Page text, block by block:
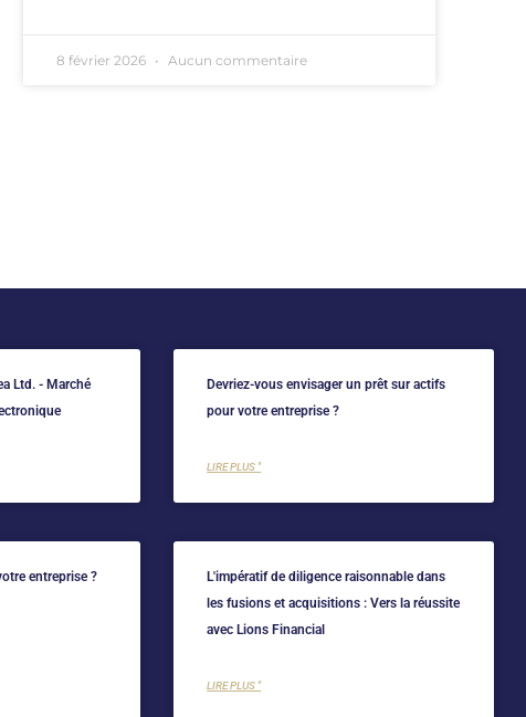
8 février 2026 Aucun commentaire
Ltd. - Marché
Devriez-vous envisager un prêt sur actifs
pour votre entreprise ?
LIRE PLUS "
entreprise ?
L'impératif de diligence raisonnable dans
les fusions et acquisitions : Vers la réussite
avec Lions Financial
LIRE PLUS "